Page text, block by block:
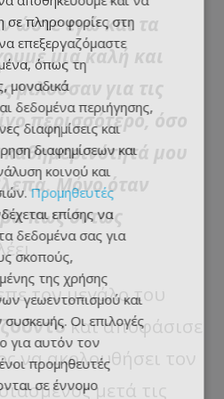
ώστε εγώ και τα
μια καλή και
μιλούσαν για τις
περισσότερο, όσο
μου
Μόνο όταν
πως όντως
τον μεγάλο του
και αποφάσισε
να ακολουθήσει τον
μετά τις
σε πληροφορίες στη
επεξεργαζόμαστε
όπως τη
μοναδικά
δεδομένα περιήγησης,
διαφημίσεις και
διαφημίσεων και
κοινού και
Προμηθευτές
επίσης να
δεδομένα σας για
σκοπούς,
της χρήσης
γεωεντοπισμού και
Οι επιλογές
για αυτόν τον
προμηθευτές
σε έννομο